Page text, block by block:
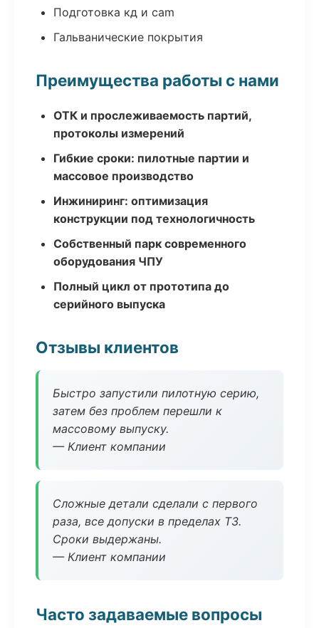
Подготовка кд и cam
Гальванические покрытия
Преимущества работы с нами
ОТК и прослеживаемость партий,
протоколы измерений
Гибкие сроки: пилотные партии и
массовое производство
Инжиниринг: оптимизация
конструкции под технологичность
Собственный парк современного
оборудования ЧПУ
Полный цикл от прототипа до
серийного выпуска
Отзывы клиентов
Быстро запустили пилотную серию,
затем без проблем перешли к
массовому выпуску.
— Клиент компании
Сложные детали сделали с первого
раза, все допуски в пределах ТЗ.
Сроки выдержаны.
— Клиент компании
Часто задаваемые вопросы